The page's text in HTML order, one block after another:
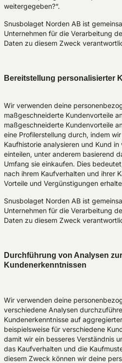
weitergegeben?“.
Snusbolaget Norden AB ist
Unternehmen für die Verarbeitung
Daten zu diesem Zweck
Bereitstellung personalisierter
Wir verwenden deine
maßgeschneiderte Kundenvorteile
maßgeschneiderte Kundenvorteile
eine Profilerstellung durch, indem
Kaufhistorie analysieren und Kund
einteilen, unter anderem basierend
Umfang sie einkaufen. Dies
nach ihrem Kaufverhalten und ihrer
Vorteile und Vergünstigungen
Snusbolaget Norden AB ist
Unternehmen für die Verarbeitung
Daten zu diesem Zweck
Durchführung von Analysen
Kundenerkenntnissen
Wir verwenden deine
verschiedene Analysen
Kundenerkenntnisse auf
beispielsweise für verschiedene
damit wir ein besseres Verständnis
das Kaufverhalten und die
diesem Zweck können wir deine